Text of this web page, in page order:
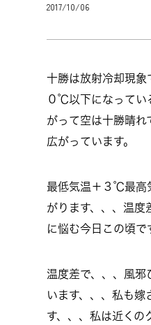
2017/10/06
十勝は放射冷却現
０℃以下になってい
がって空は十勝晴れ
広がっています。
最低気温＋３℃最高
がります、、、温
に悩む今日この頃で
温度差で、、、風邪
います、、、私も嫁
す、、、私は近くの